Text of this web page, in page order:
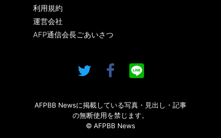
利用規約
運営会社
AFP通信会長ごあいさつ
AFPBB Newsに掲載している写真・見出し・記事
の無断使用を禁じます。
© AFPBB News